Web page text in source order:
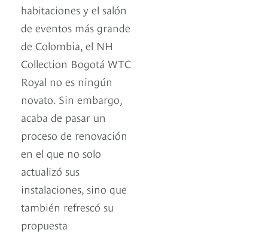
habitaciones y el salón
de eventos más grande
de Colombia, el NH
Collection Bogotá WTC
Royal no es ningún
novato. Sin embargo,
acaba de pasar un
proceso de renovación
en el que no solo
actualizó sus
instalaciones, sino que
también refrescó su
propuesta